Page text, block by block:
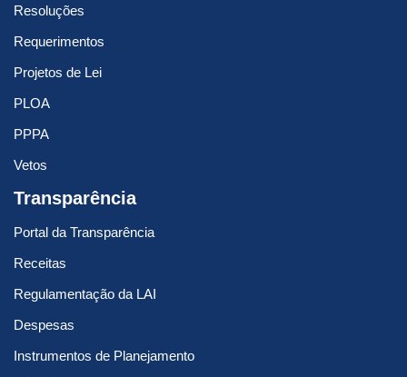
Resoluções
Requerimentos
Projetos de Lei
PLOA
PPPA
Vetos
Transparência
Portal da Transparência
Receitas
Regulamentação da LAI
Despesas
Instrumentos de Planejamento